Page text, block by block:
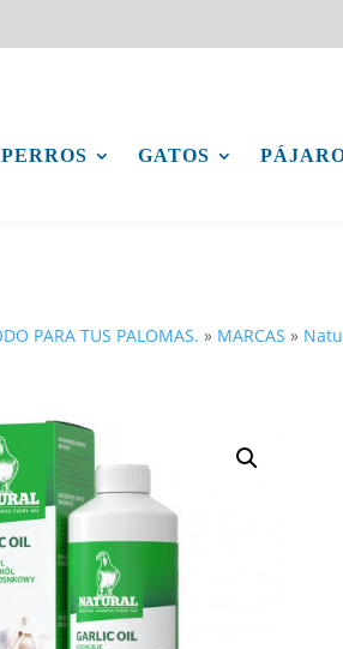
PERROS GATOS
PARA TUS PALOMAS. » MARCAS »